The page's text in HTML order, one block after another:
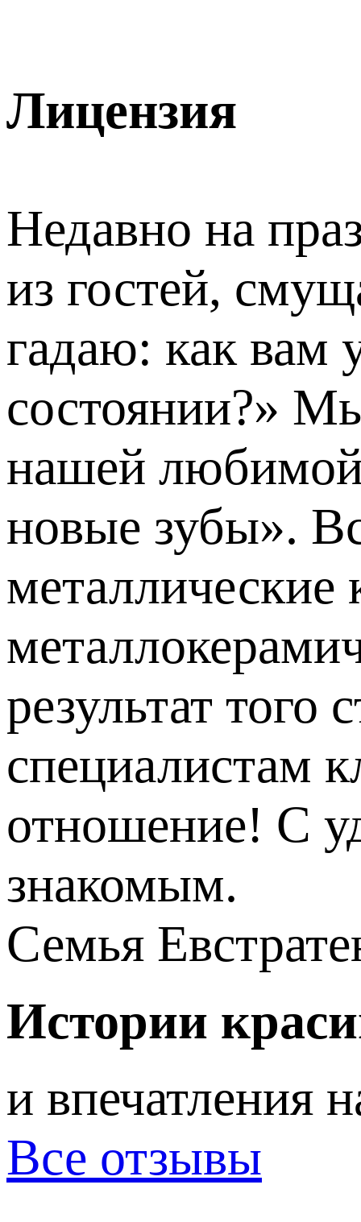
Лицензия
Недавно на
из гостей,
гадаю: как вам
состоянии?»
нашей любимой
новые зубы».
металлические
результат
специалистам
отношение! С
знакомым.
Семья
Истории
и впечатления
Все отзывы